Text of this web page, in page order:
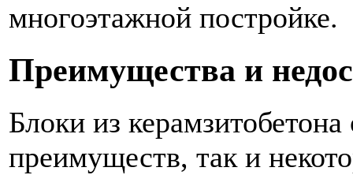
многоэтажной постройке.
Преимущества и
Блоки из
преимуществ, так и